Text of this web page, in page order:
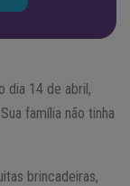
dia 14 de abril,
família não tinha
brincadeiras,